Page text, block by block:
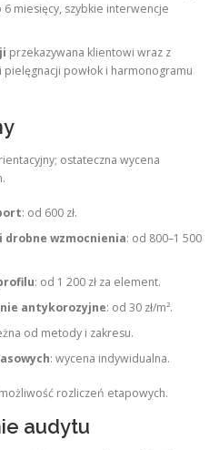
miesięcy, szybkie interwencje
przekazywana klientowi wraz z
powłok i harmonogramu
ostateczna wycena
: od 600 zł.
drobne wzmocnienia: od 800–1 500
: od 1 200 zł za element.
antykorozyjne: od 30 zł/m².
od metody i zakresu.
: wycena indywidualna.
rozliczeń etapowych.
audytu